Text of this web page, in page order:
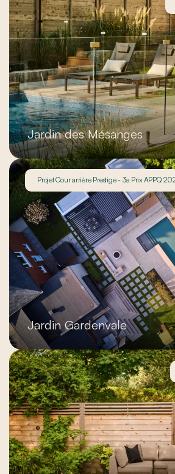
Jardin des Mésanges
Jardin Gardenvale
Projet Cour arrière Prestige - 3e Prix APPQ